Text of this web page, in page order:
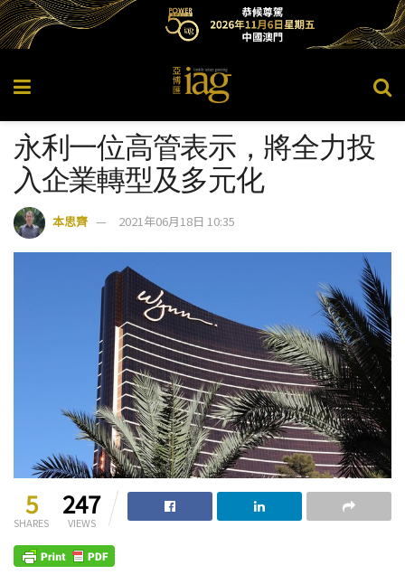
永利一位高管表示，將全力投
入企業轉型及多元化
本思齊 2021年06月18日 10:35
5
SHARES
247
VIEWS